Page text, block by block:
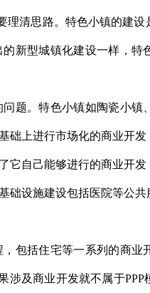
清思路。特色小镇的建设
新型城镇化建设一样，特
。特色小镇如陶瓷小镇
上进行市场化的商业开发
自己能够进行的商业开发
础设施建设包括医院等公
括住宅等一系列的商业
涉及商业开发就不属于